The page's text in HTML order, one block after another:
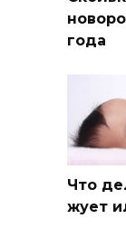
года
Что
жует